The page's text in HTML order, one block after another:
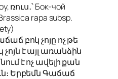
ռուս․՝ Бок-чой
rapa subsp.
բոկ չոյը ոչ թե
է այլ առանձին
է ոչ ավելի քան
Երբեմն Գաճաճ